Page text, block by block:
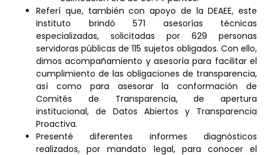
Referí que, también con apoyo de la DEAEE, este
Instituto brindó 571 asesorías técnicas
especializadas, solicitadas por 629 personas
servidoras públicas de 115 sujetos obligados. Con ello,
dimos acompañamiento y asesoría para facilitar el
cumplimiento de las obligaciones de transparencia,
así como para asesorar la conformación de
Comités de Transparencia, de apertura
institucional, de Datos Abiertos y Transparencia
Proactiva.
Presenté diferentes informes diagnósticos
realizados, por mandato legal, para conocer el